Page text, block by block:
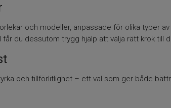
och modeller, anpassade för olika typer
du dessutom trygg hjälp att välja rätt krok till
och tillförlitlighet – ett val som ger både